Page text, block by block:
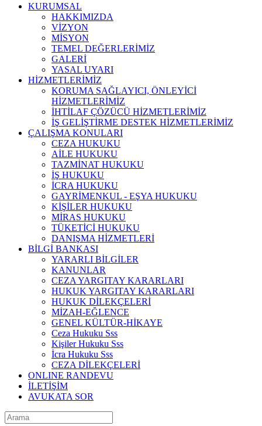
KURUMSAL
HAKKIMIZDA
VİZYON
MİSYON
TEMEL DEĞERLERİMİZ
GALERİ
YASAL UYARI
HİZMETLERİMİZ
KORUMA SAĞLAYICI, ÖNLEYİCİ
HİZMETLERİMİZ
İHTİLAF ÇÖZÜCÜ HİZMETLERİMİZ
İŞ GELİŞTİRME DESTEK HİZMETLERİMİZ
ÇALIŞMA KONULARI
CEZA HUKUKU
AİLE HUKUKU
TAZMİNAT HUKUKU
İŞ HUKUKU
İCRA HUKUKU
GAYRİMENKUL - EŞYA HUKUKU
KİŞİLER HUKUKU
MİRAS HUKUKU
TÜKETİCİ HUKUKU
DANIŞMA HİZMETLERİ
BİLGİ BANKASI
YARARLI BİLGİLER
KANUNLAR
CEZA YARGITAY KARARLARI
HUKUK YARGITAY KARARLARI
HUKUK DİLEKÇELERİ
MİZAH-EĞLENCE
GENEL KÜLTÜR-HİKAYE
Ceza Hukuku Sss
Kişiler Hukuku Sss
İcra Hukuku Sss
CEZA DİLEKÇELERİ
ONLINE RANDEVU
İLETİŞİM
AVUKATA SOR